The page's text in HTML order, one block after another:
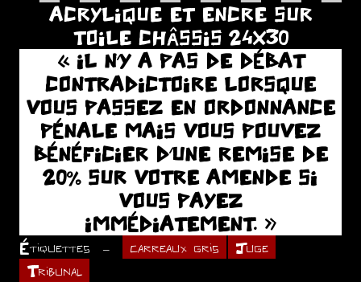
ACRYLIQUE ET ENCRE SUR
TOILE CHÂSSIS 24X30
« IL N’Y A PAS DE DÉBAT
CONTRADICTOIRE LORSQUE
VOUS PASSEZ EN ORDONNANCE
PÉNALE MAIS VOUS POUVEZ
BÉNÉFICIER D’UNE REMISE DE
20% SUR VOTRE AMENDE SI
VOUS PAYEZ
IMMÉDIATEMENT. »
Étiquettes carreaux gris
Juge
Tribunal